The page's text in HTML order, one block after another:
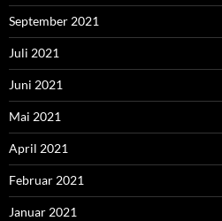
September 2021
Juli 2021
Juni 2021
Mai 2021
April 2021
Februar 2021
Januar 2021